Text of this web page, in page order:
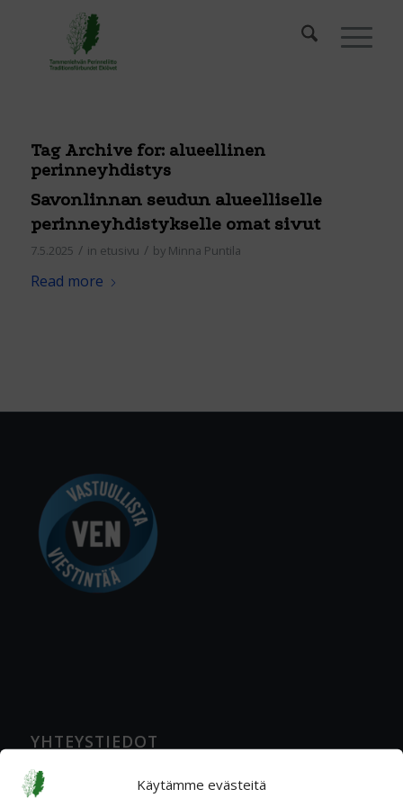
Käytämme evästeitä
Tag Archive for: alueellinen
perinneyhdistys
Savonlinnan seudun alueelliselle
perinneyhdistykselle omat sivut
7.5.2025 / in etusivu / by Minna Puntila
Read more
YHTEYSTIEDOT
Katuosoite
Ratavartijankatu 2 A, 00520 Helsinki